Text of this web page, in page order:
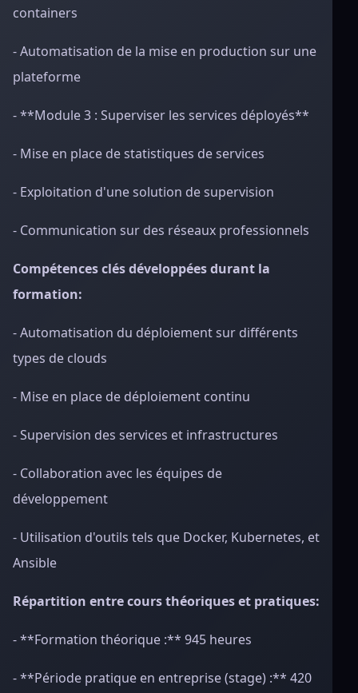
containers
- Automatisation de la mise en production sur une
plateforme
- **Module 3 : Superviser les services déployés**
- Mise en place de statistiques de services
- Exploitation d'une solution de supervision
- Communication sur des réseaux professionnels
Compétences clés développées durant la
formation:
- Automatisation du déploiement sur différents
types de clouds
- Mise en place de déploiement continu
- Supervision des services et infrastructures
- Collaboration avec les équipes de
développement
- Utilisation d'outils tels que Docker, Kubernetes, et
Ansible
Répartition entre cours théoriques et pratiques:
- **Formation théorique :** 945 heures
- **Période pratique en entreprise (stage) :** 420